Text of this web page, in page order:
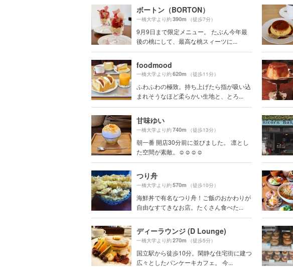
ボートン（BORTON）
一橋大学より約390m （徒歩7分）
9月9日まで限定メニュー。 たぶん今年最
後の桃にして、最高な桃スィーツに...
foodmood
一橋大学より約620m （徒歩11分）
ふわふわの極致。持ち上げたら指が吸い込
まれそうなほど柔らかい生地と、とろ...
甘味ゆい
一橋大学より約740m （徒歩13分）
朝一番 開店30分前に並びました。 凛とし
た空間が素敵。☺︎☺︎☺︎☺︎
つり舟
一橋大学より約570m （徒歩10分）
海鮮丼で有名なつり舟！ご飯のおかわりが
自由なすてきなお店。たくさん食べた...
ディーラウンジ (D Lounge)
一橋大学より約270m （徒歩5分）
国立駅から徒歩10分。閑静な住宅街に建つ
広々としたパンケーキカフェ。 今...